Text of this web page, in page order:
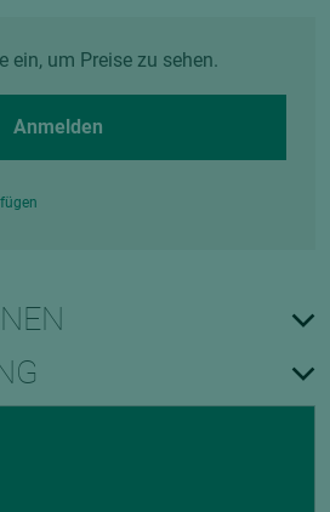
ein, um Preise zu sehen.
Anmelden